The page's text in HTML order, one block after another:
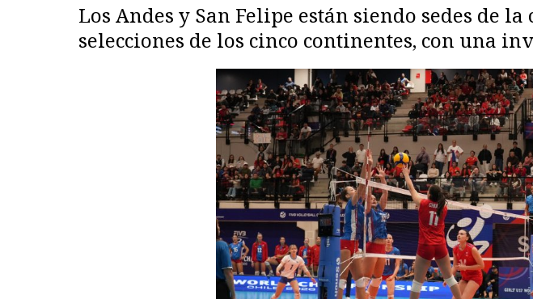
Los Andes y San Felipe están siendo sedes de
selecciones de los cinco continentes, con una